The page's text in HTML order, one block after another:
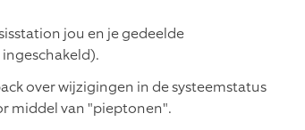
jou en je gedeelde
over wijzigingen in de systeemstatus
middel van "pieptonen".